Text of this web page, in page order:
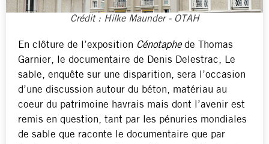
Crédit : Hilke Maunder - OTAH
En clôture de l’exposition Cénotaphede Thomas
Garnier, le documentaire de Denis Delestrac, Le
sable, enquête sur une disparition, sera l’occasion
d’une discussion autour du béton, matériau au
coeur du patrimoine havrais mais dont l’avenir est
remis en question, tant par les pénuries mondiales
de sable que raconte le documentaire que par